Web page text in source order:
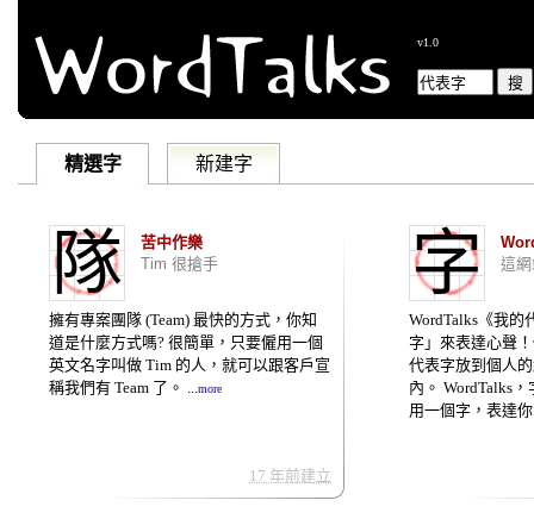
v1.0
精選字 新建字
隊
苦中作樂
Tim 很搶手
擁有專案團隊 (Team) 最快的方式，你知
道是什麼方式嗎? 很簡單，只要僱用一個
英文名字叫做 Tim 的人，就可以跟客戶宣
稱我們有 Team 了。 ...more
17 年前建立
字
這
WordTalks《我的
字」來表達心聲
代表字放到個人
內。 WordTalks
用一個字，表達